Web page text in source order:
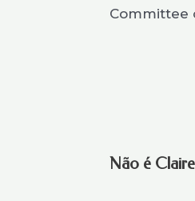
Committee
Não é Claire